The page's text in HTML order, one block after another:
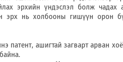
эрхийн үндэслэл болж чадах
эрх нь холбооны гишүүн орон
ашигтай загварт арван